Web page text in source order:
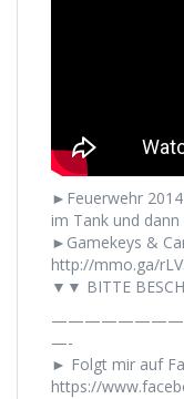
►Feuerwehr
im Tank und
►Gamekeys &
http://mmo.ga/
▼▼ BITTE
—-
► Folgt mir auf
https://